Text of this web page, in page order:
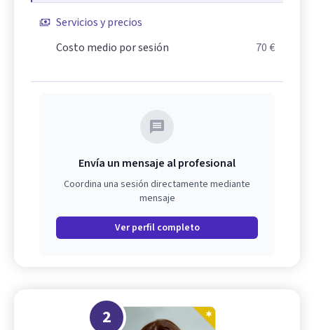
Servicios y precios
Costo medio por sesión
70 €
Envía un mensaje al profesional
Coordina una sesión directamente mediante
mensaje
Ver perfil completo
2